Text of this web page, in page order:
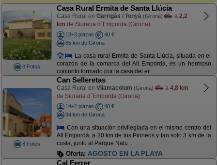
8 Fotos
Casa Rural Ermita de Santa Llúcia
Casa Rural en Garrigàs / Tonyà (Girona) a 2,2
km de Siurana d´Emporda (Girona)
13+3 plazas
40 €
35 km de Girona
La casa rural Ermita de Santa Llúcia, situada en el
corazón de la comarca del Alt Empordà, es un hermoso
conjunto formado por la casa del er ...
8 Fotos
Can Selleretas
Casa Rural en Vilamacolum (Girona) a 4,8 km
de Siurana d´Emporda (Girona)
14+2 plazas
40 €
34 km de Girona
Con una situación privilegiada en el mismo centro del
Alt Empordà, a 30 km de los Pirineos y tan solo 3 km de la
costa, junto al Parque Natu ...
Oferta: AGOSTO EN LA PLAYA
Cal Ferrer